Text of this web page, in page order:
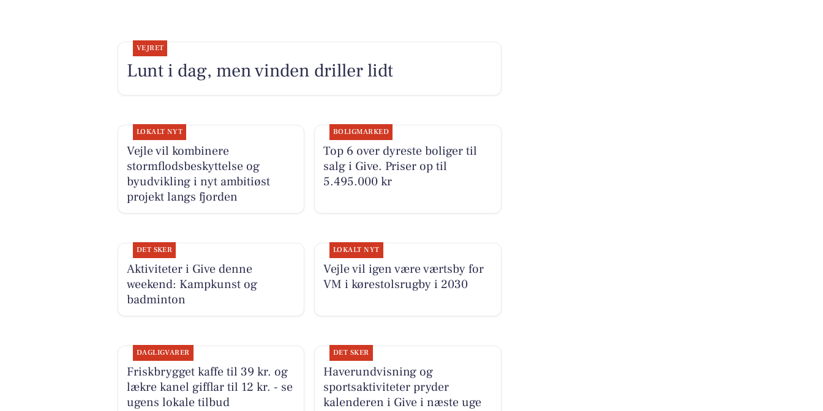
VEJRET
Lunt i dag, men vinden driller lidt
LOKALT NYT
Vejle vil kombinere
stormflodsbeskyttelse og
byudvikling i nyt ambitiøst
projekt langs fjorden
BOLIGMARKED
Top 6 over dyreste boliger til
salg i Give. Priser op til
5.495.000 kr
DET SKER
Aktiviteter i Give denne
weekend: Kampkunst og
badminton
LOKALT NYT
Vejle vil igen være værtsby for
VM i kørestolsrugby i 2030
DAGLIGVARER
Friskbrygget kaffe til 39 kr. og
lækre kanel gifflar til 12 kr. - se
ugens lokale tilbud
DET SKER
Haverundvisning og
sportsaktiviteter pryder
kalenderen i Give i næste uge